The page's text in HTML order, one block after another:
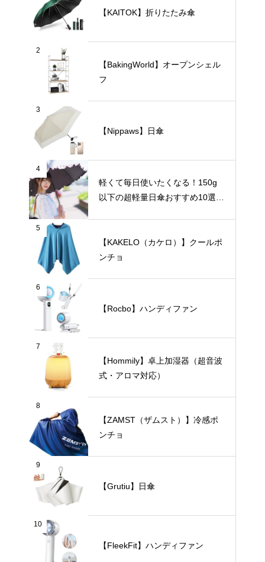
【KAITOK】折りたたみ傘
2
【BakingWorld】オープンシェル
フ
3
【Nippaws】日傘
4
軽くて毎日使いたくなる！150g
以下の超軽量日傘おすすめ10選
5
【KAKELO（カケロ）】クールポ
ンチョ
6
【Rocbo】ハンディファン
7
【Hommily】卓上加湿器（超音波
式・アロマ対応）
8
【ZAMST（ザムスト）】冷感ポ
ンチョ
9
【Grutiu】日傘
10
【FleekFit】ハンディファン